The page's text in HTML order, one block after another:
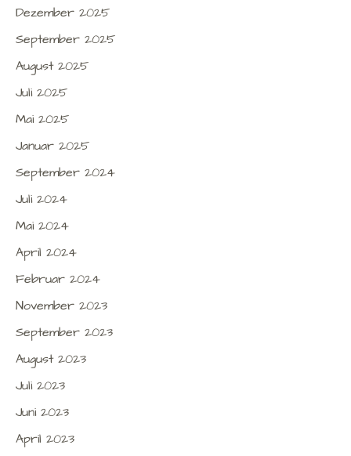
Dezember 2025
September 2025
August 2025
Juli 2025
Mai 2025
Januar 2025
September 2024
Juli 2024
Mai 2024
April 2024
Februar 2024
November 2023
September 2023
August 2023
Juli 2023
Juni 2023
April 2023